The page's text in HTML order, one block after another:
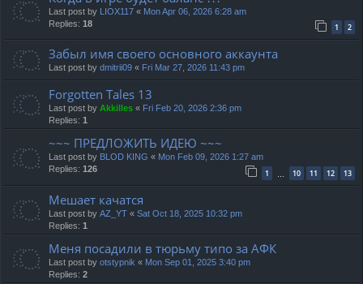
Last post by LIOX117 « Mon Apr 06, 2026 6:28 am
Replies: 18 1 2
Забыл имя своего основного аккаунта
Last post by dmitrii09 « Fri Mar 27, 2026 11:43 pm
Forgotten Tales 13
Last post by Akkilles « Fri Feb 20, 2026 2:36 pm
Replies: 1
~~~ ПРЕДЛОЖИТЬ ИДЕЮ ~~~
Last post by BLOD KING « Mon Feb 09, 2026 1:27 am
Replies: 126 1 10 11 12 13
Мешает качатся
Last post by AZ_YT « Sat Oct 18, 2025 10:32 pm
Replies: 1
Меня посадили в тюрьму типо за АФК
Last post by otstypnik « Mon Sep 01, 2025 3:40 pm
Replies: 2